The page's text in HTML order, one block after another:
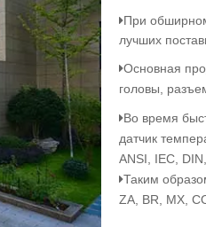
При
лучших
Основная
головы,
Во время
датчик
ANSI, IEC,
Таким
ZA, BR, MX,